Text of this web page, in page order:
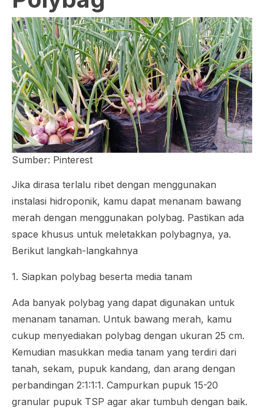
Sumber: Pinterest
Jika dirasa terlalu ribet dengan menggunakan
instalasi hidroponik, kamu dapat menanam bawang
merah dengan menggunakan polybag. Pastikan ada
space khusus untuk meletakkan polybagnya, ya.
Berikut langkah-langkahnya
1. Siapkan polybag beserta media tanam
Ada banyak polybag yang dapat digunakan untuk
menanam tanaman. Untuk bawang merah, kamu
cukup menyediakan polybag dengan ukuran 25 cm.
Kemudian masukkan media tanam yang terdiri dari
tanah, sekam, pupuk kandang, dan arang dengan
perbandingan 2:1:1:1. Campurkan pupuk 15-20
granular pupuk TSP agar akar tumbuh dengan baik.